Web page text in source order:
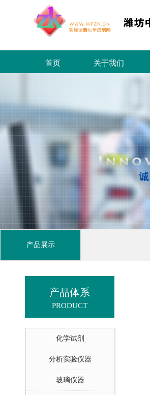
首页 关于我们
产品展示
产品体系
PRODUCT
化学试剂
分析实验仪器
玻璃仪器